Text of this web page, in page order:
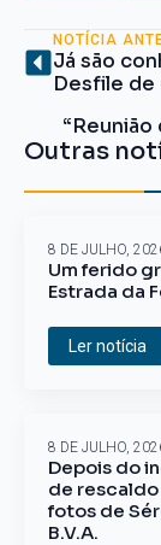
NOTÍCIA
Já são
Desfile de
“Reunião
Outras
Um ferido
Estrada da
8 DE JULHO,
Ler notícia
Depois do
de
fotos de
B.V.A.
8 DE JULHO,